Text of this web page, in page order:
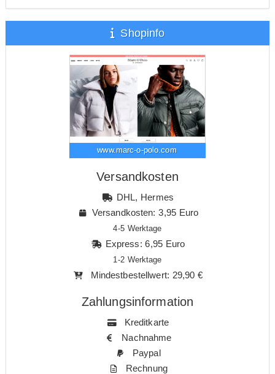
Shopinfo
www.marc-o-polo.com
Versandkosten
DHL, Hermes
Versandkosten: 3,95 Euro
4-5 Werktage
Express: 6,95 Euro
1-2 Werktage
Mindestbestellwert: 29,90 €
Zahlungsinformation
Kreditkarte
Nachnahme
Paypal
Rechnung